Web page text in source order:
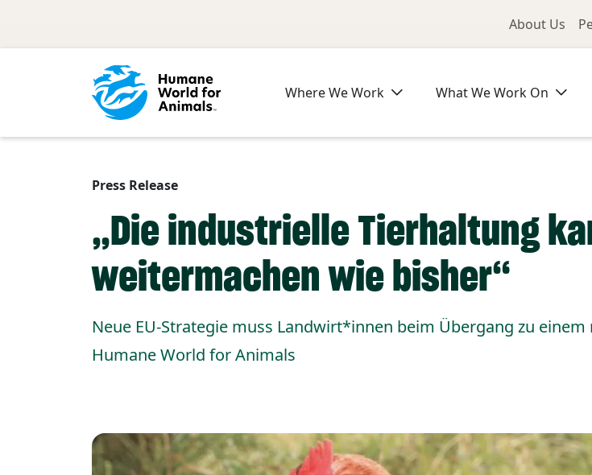
About Us
Where We Work What We Work On
Press Release
„Die industrielle Tierhaltung
weitermachen wie bisher“
Neue EU-Strategie muss Landwirt*innen beim Übergang zu
Humane World for Animals